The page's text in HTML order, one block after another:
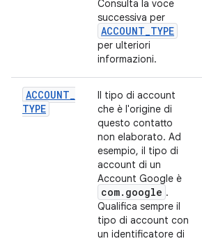
Consulta la voce
successiva per
ACCOUNT_TYPE
per ulteriori
informazioni.
ACCOUNT_
TYPE
Il tipo di account
che è l'origine di
questo contatto
non elaborato. Ad
esempio, il tipo di
account di un
Account Google è
com. google .
Qualifica sempre il
tipo di account con
un identificatore di